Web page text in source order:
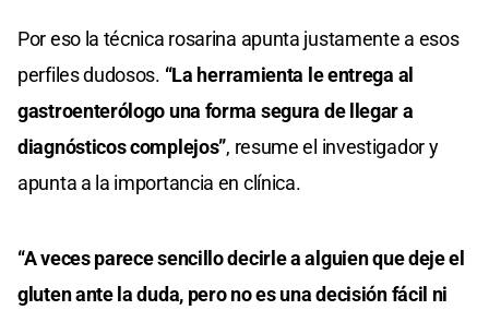
Por eso la técnica rosarina apunta justamente a esos
perfiles dudosos. “La herramienta le entrega al
gastroenterólogo una forma segura de llegar a
diagnósticos complejos”, resume el investigador y
apunta a la importancia en clínica.
“A veces parece sencillo decirle a alguien que deje el
gluten ante la duda, pero no es una decisión fácil ni